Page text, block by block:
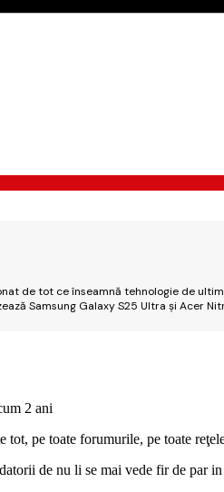
de tot ce înseamnă tehnologie de
Samsung Galaxy S25 Ultra și Acer